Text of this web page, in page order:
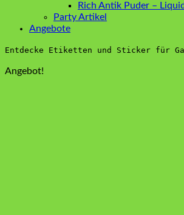
Rich Antik Puder –
Party Artikel
Angebote
Entdecke Etiketten und Sticker für
Angebot!